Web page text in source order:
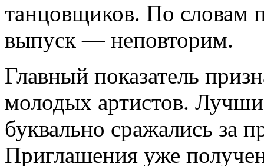
танцовщиков. По словам
выпуск — неповторим.
Главный показатель
молодых артистов.
буквально сражались за
Приглашения уже